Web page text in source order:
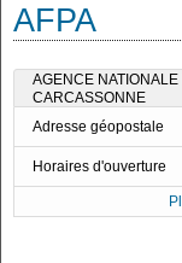
AFPA
AGENCE
CARCASSONNE
Adresse géopostale
Horaires d'ouverture